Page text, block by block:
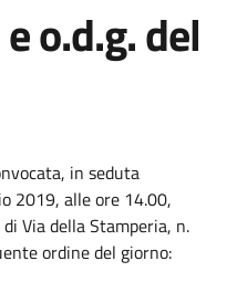
o.d.g. del
in seduta
2019, alle ore 14.00,
Via della Stamperia, n.
ordine del giorno: